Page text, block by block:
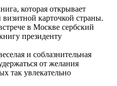
которая открывает
карточкой страны.
в Москве сербский
президенту
и соблазнительная
от желания
так увлекательно